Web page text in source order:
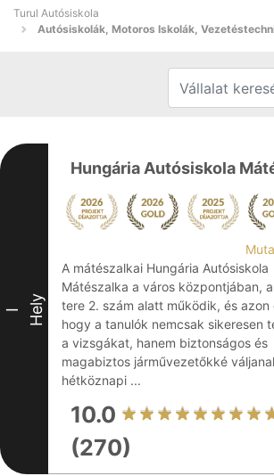
Turul Autósiskola
Autósiskolák, Motoros Iskolák,
I Hely
Hungária Autósiskola
A mátészalkai Hungária Autósiskola
Mátészalka a város központjában,
tere 2. szám alatt működik, és azon
hogy a tanulók nemcsak sikeresen
a vizsgákat, hanem biztonságos és
magabiztos járművezetőkké
hétköznapi ...
10.0
(270)